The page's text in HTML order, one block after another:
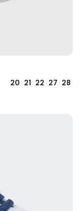
20 21 22 27 28